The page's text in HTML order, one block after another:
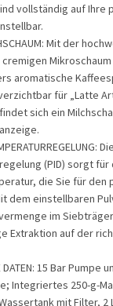
vollständig auf Ihre
Mit der
aromatische
für „Latte
sich ein
(PID) sorgt für
die Sie für den
dem einstellbaren
im
Extraktion auf der
DATEN: 15 Bar Pumpe
Integriertes 250-g-
mit Filter, 2